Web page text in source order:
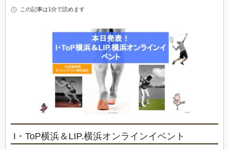
14:10-
し
す！ I・
横
浜
＆
LIP.
横
浜
オ
ン
イ
この記事は1分で読めます
I・ToP横浜＆LIP.横浜オンラインイベント